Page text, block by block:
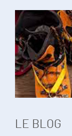
LE BLOG